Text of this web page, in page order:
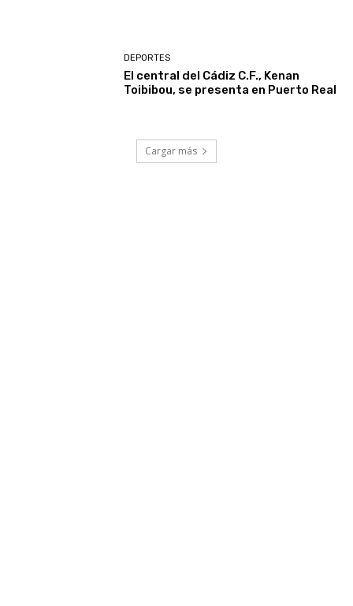
DEPORTES
El central del Cádiz C.F., Kenan
Toibibou, se presenta en Puerto Real
Cargar más